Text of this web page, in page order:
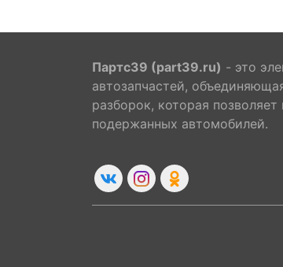
Партс39 (part39.ru) - это
автозапчастей,
разборок, которая
подержанных автомобилей.